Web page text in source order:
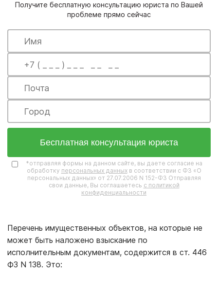
Получите бесплатную консультацию юриста по Вашей
проблеме прямо сейчас
Бесплатная консультация юриста
*отправляя формы на данном сайте, вы даете согласие на
обработку персональных данныхв соответствии с ФЗ «О
персональных данных» от 27.07.2006 N 152-ФЗ Отправляя
свои данные, Вы соглашаетесь с политикой
конфиденциальности
Перечень имущественных объектов, на которые не
может быть наложено взыскание по
исполнительным документам, содержится в ст. 446
ФЗ N 138. Это: